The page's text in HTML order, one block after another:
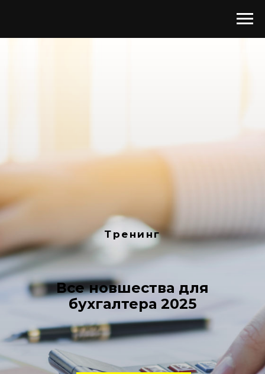
Все новшества для
бухгалтера 2025
Тренинг